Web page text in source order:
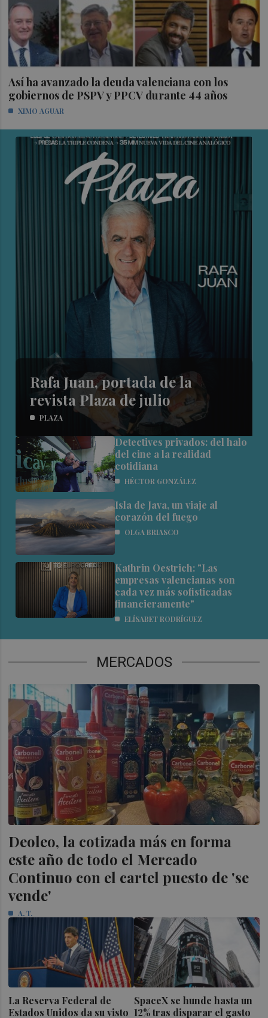
Así ha avanzado la deuda valenciana con los
gobiernos de PSPV y PPCV durante 44 años
XIMO AGUAR
Rafa Juan, portada de la
revista Plaza de julio
PLAZA
Detectives privados: del halo
del cine a la realidad
cotidiana
HÉCTOR GONZÁLEZ
Isla de Java, un viaje al
corazón del fuego
OLGA BRIASCO
Kathrin Oestrich: "Las
empresas valencianas son
cada vez más sofisticadas
financieramente"
ELÍSABET RODRÍGUEZ
MERCADOS
Deoleo, la cotizada más en forma
este año de todo el Mercado
Continuo con el cartel puesto de 'se
vende'
A. T.
La Reserva Federal de
Estados Unidos da su visto
SpaceX se hunde hasta un
12% tras disparar el gasto